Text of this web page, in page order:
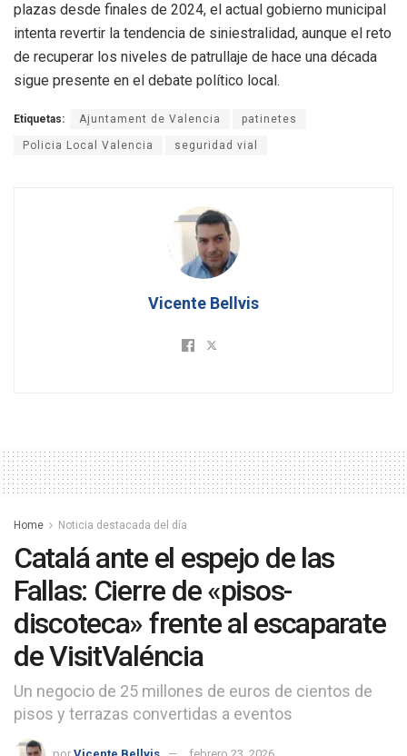
plazas desde finales de 2024, el actual gobierno municipal
intenta revertir la tendencia de siniestralidad, aunque el reto
de recuperar los niveles de patrullaje de hace una década
sigue presente en el debate político local.
Etiquetas: Ajuntament de Valencia patinetes
Policia Local Valencia seguridad vial
Vicente Bellvis
Home Noticia destacada del día
Catalá ante el espejo de las
Fallas: Cierre de «pisos-
discoteca» frente al escaparate
de VisitValéncia
Un negocio de 25 millones de euros de cientos de
pisos y terrazas convertidas a eventos